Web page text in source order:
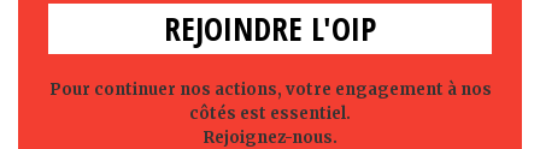
REJOINDRE L'OIP
Pour continuer nos actions, votre engagement à nos
côtés est essentiel.
Rejoignez-nous.